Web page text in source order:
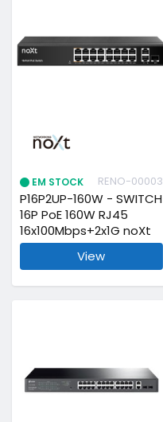
EM STOCK RENO-00003
P16P2UP-160W - SWITCH
16P PoE 160W RJ45
16x100Mbps+2x1G noXt
View